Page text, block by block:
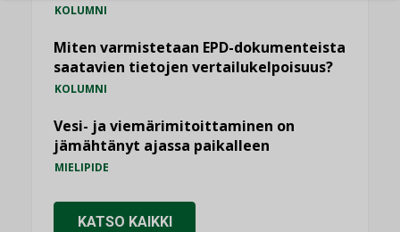
KOLUMNI
Miten varmistetaan EPD-dokumenteista
saatavien tietojen vertailukelpoisuus?
KOLUMNI
Vesi- ja viemärimitoittaminen on
jämähtänyt ajassa paikalleen
MIELIPIDE
KATSO KAIKKI